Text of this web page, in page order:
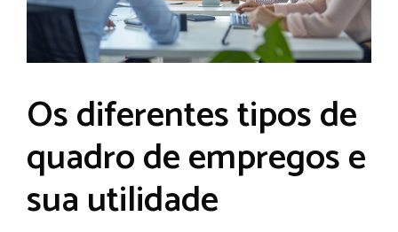
Os diferentes tipos de
quadro de empregos e
sua utilidade